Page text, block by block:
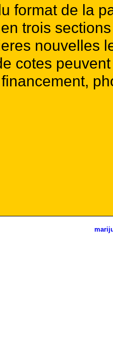
format de la
trois
nouvelles
cotes